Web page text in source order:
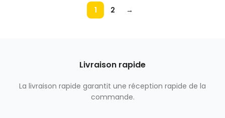
1 2 →
Livraison rapide
La livraison rapide garantit une réception rapide de la
commande.